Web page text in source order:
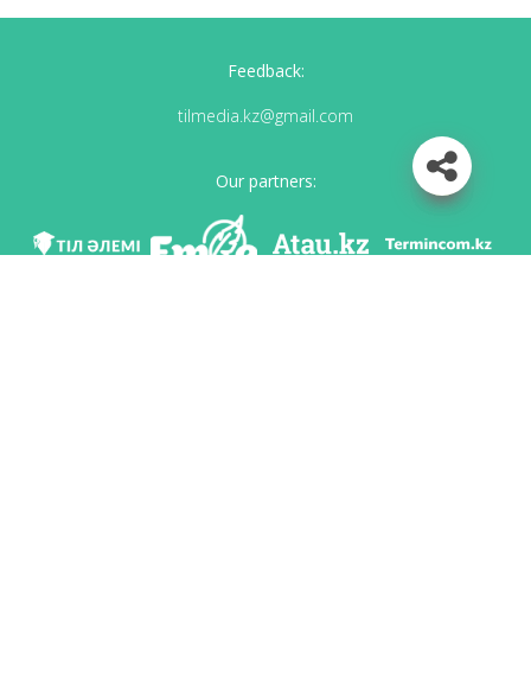
Feedback:
tilmedia.kz@gmail.com
Our partners: